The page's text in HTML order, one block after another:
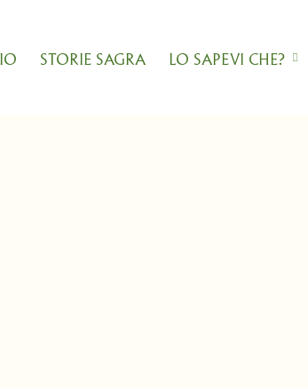
STORIE SAGRA LO SAPEVI CHE?